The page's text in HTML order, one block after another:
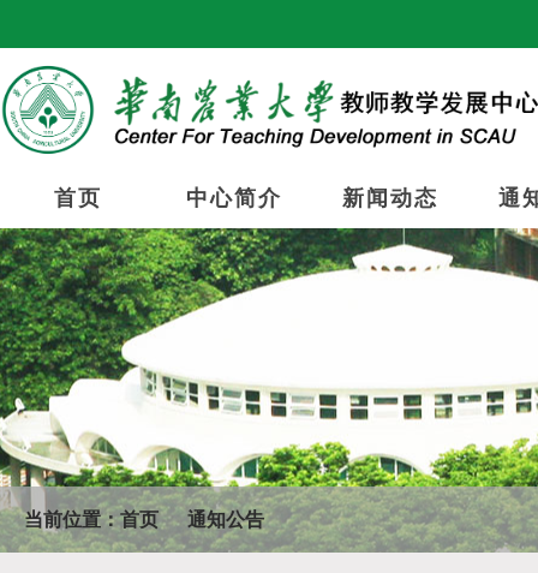
首页 中心简介 新闻动态 通
当前位置：首页 通知公告